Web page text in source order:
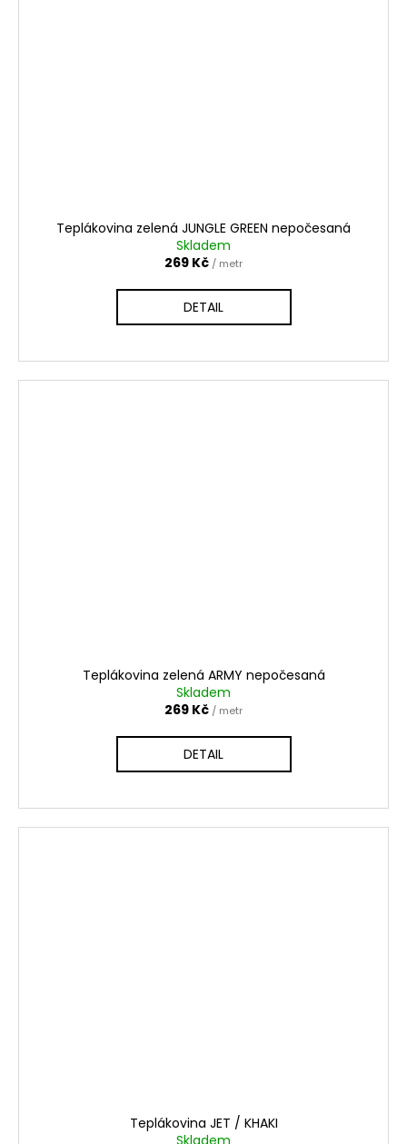
Teplákovina zelená JUNGLE GREEN nepočesaná
Skladem
269 Kč / metr
DETAIL
Teplákovina zelená ARMY nepočesaná
Skladem
269 Kč / metr
DETAIL
Teplákovina JET / KHAKI
Skladem